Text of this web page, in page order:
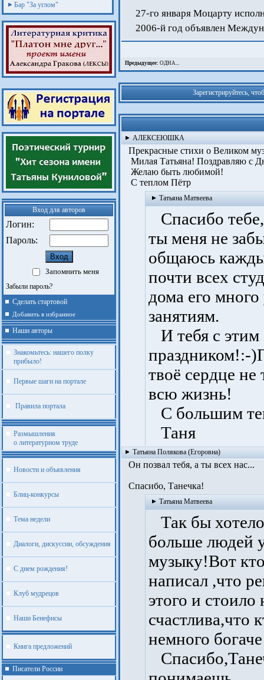
Бар "За углом"
Вход для авторов
Логин:
Пароль:
Запомнить меня
Забыли пароль?
Сделать стартовой
Добавить в избранное
Наши авторы
Знакомьтесь: нашего полку
прибыло!
Первые шаги на портале
Правила портала
Размышления
о литературном труде
Новости и объявления
Блиц-конкурсы
Тема недели
Диалоги, дискуссии, обсуждения
С днем рождения!
Клуб мудрецов
Наши Бенефисы
Книга предложений
Писатели России
27-го января Моцарту
2006-й год объявлен
Предыдущее: ОДНА...
Зарегистрируйтесь,
АЛЕКСЕЮШКА
Прекрасные стихи о Великом
Милая Татьяна! Поздравляю с
Желаю быть любимой!
С теплом Пётр
Татьяна Матвеева
Спасибо
ты меня не
общаюсь
почти всех
дома его много
занятиям.
И тебя с этим
праздником!:-
твоё сердце не
всю жизнь!
С большим
Таня
Татьяна Полякова (Егоровна)
Он позвал тебя, а ты всех нас...
Спасибо, Танечка!
Татьяна Матвеева
Так бы
больше людей
музыку!Вот
написал ,что
этого и
счастлива,что
немного